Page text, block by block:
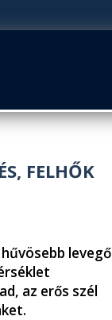
FELHŐK
levegő
az erős szél